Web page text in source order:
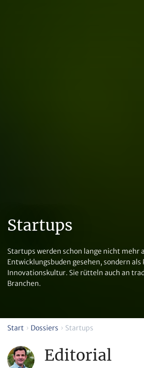
Startups
Startups werden schon lange nicht mehr
Entwicklungsbuden gesehen, sondern als
Innovationskultur. Sie rütteln auch an
Branchen.
Start Dossiers Startups
Editorial